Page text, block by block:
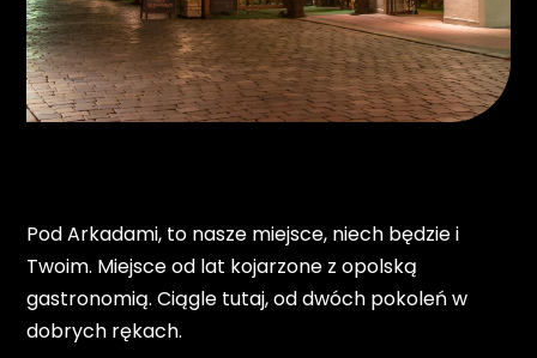
Pod Arkadami, to nasze miejsce, niech będzie i
Twoim. Miejsce od lat kojarzone z opolską
gastronomią. Ciągle tutaj, od dwóch pokoleń w
dobrych rękach.